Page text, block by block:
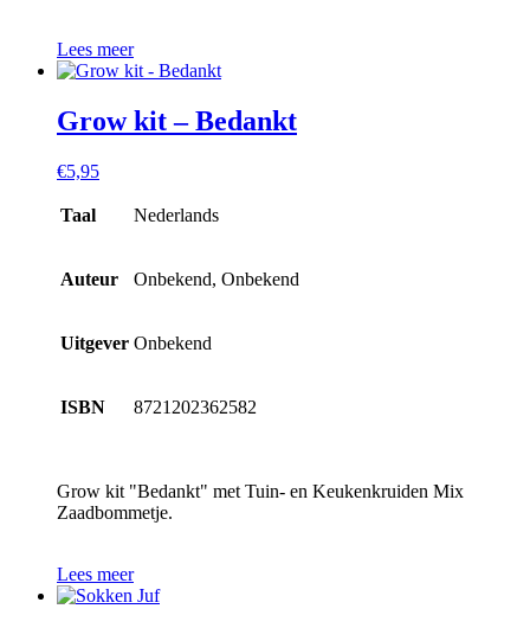
Lees meer
Grow kit – Bedankt
€5,95
Taal Nederlands
Auteur Onbekend, Onbekend
Uitgever Onbekend
ISBN 8721202362582
Grow kit "Bedankt" met Tuin- en Keukenkruiden Mix
Zaadbommetje.
Lees meer